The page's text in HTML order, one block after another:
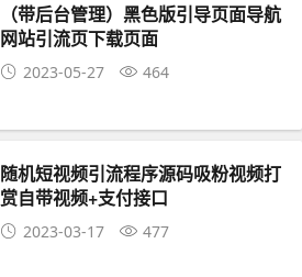
（带后台管理）黑色版引导页面导航
网站引流页下载页面
2023-05-27 464
随机短视频引流程序源码吸粉视频打
赏自带视频+支付接口
2023-03-17 477